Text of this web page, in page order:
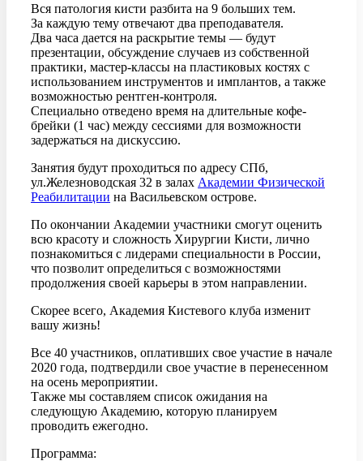
Вся патология кисти разбита на 9 больших тем.
За каждую тему отвечают два преподавателя.
Два часа дается на раскрытие темы — будут
презентации, обсуждение случаев из собственной
практики, мастер-классы на пластиковых костях с
использованием инструментов и имплантов, а также
возможностью рентген-контроля.
Специально отведено время на длительные кофе-
брейки (1 час) между сессиями для возможности
задержаться на дискуссию.
Занятия будут проходиться по адресу СПб,
ул.Железноводская 32 в залах Академии Физической
Реабилитации на Васильевском острове.
По окончании Академии участники смогут оценить
всю красоту и сложность Хирургии Кисти, лично
познакомиться с лидерами специальности в России,
что позволит определиться с возможностями
продолжения своей карьеры в этом направлении.
Скорее всего, Академия Кистевого клуба изменит
вашу жизнь!
Все 40 участников, оплативших свое участие в начале
2020 года, подтвердили свое участие в перенесенном
на осень мероприятии.
Также мы составляем список ожидания на
следующую Академию, которую планируем
проводить ежегодно.
Программа: